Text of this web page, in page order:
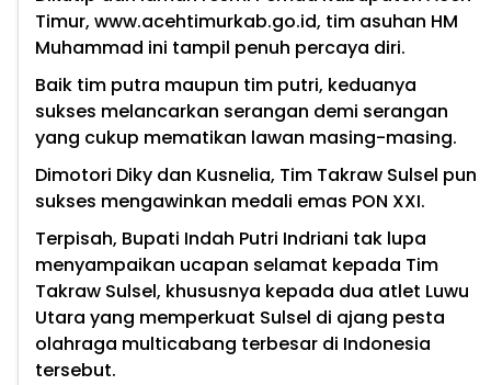
Timur, www.acehtimurkab.go.id, tim asuhan HM
Muhammad ini tampil penuh percaya diri.
Baik tim putra maupun tim putri, keduanya
sukses melancarkan serangan demi serangan
yang cukup mematikan lawan masing-masing.
Dimotori Diky dan Kusnelia, Tim Takraw Sulsel pun
sukses mengawinkan medali emas PON XXI.
Terpisah, Bupati Indah Putri Indriani tak lupa
menyampaikan ucapan selamat kepada Tim
Takraw Sulsel, khususnya kepada dua atlet Luwu
Utara yang memperkuat Sulsel di ajang pesta
olahraga multicabang terbesar di Indonesia
tersebut.